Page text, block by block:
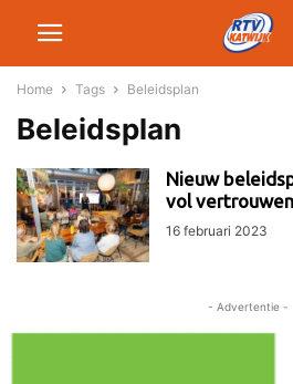
Home Tags Beleidsplan
Beleidsplan
Nieuw
vol
16 februari 2023
- Advertentie -